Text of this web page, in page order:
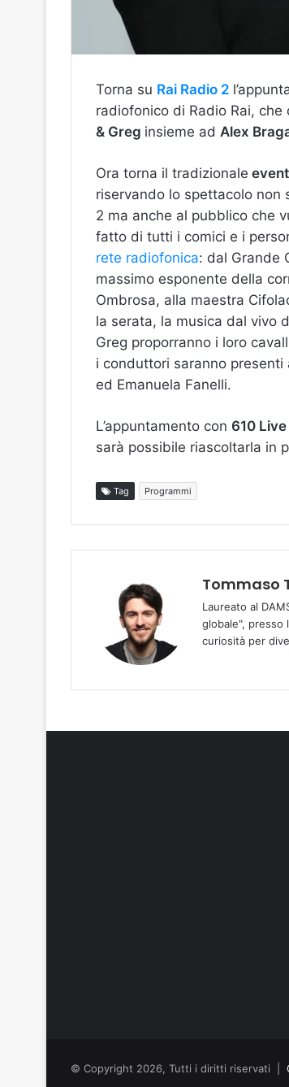
Torna su Rai Radio 2
radiofonico di Radio Rai,
& Greg insieme ad Alex
Ora torna il tradizionale
riservando lo spettacolo non
2 ma anche al pubblico che
fatto di tutti i comici e i
rete radiofonica: dal Grande
massimo esponente della
Ombrosa, alla maestra
la serata, la musica dal vivo
Greg proporranno i loro
i conduttori saranno presenti
ed Emanuela Fanelli.
L’appuntamento con 610 Live
sarà possibile riascoltarla in
Tag Programmi
Tommaso
Laureato al
globale", presso
curiosità per
© Copyright 2026, Tutti i diritti riservati |